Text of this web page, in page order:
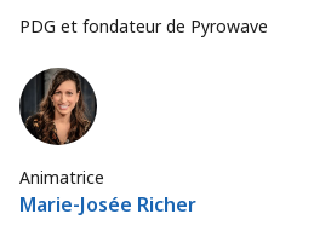
PDG et fondateur de Pyrowave
Animatrice
Marie-Josée Richer